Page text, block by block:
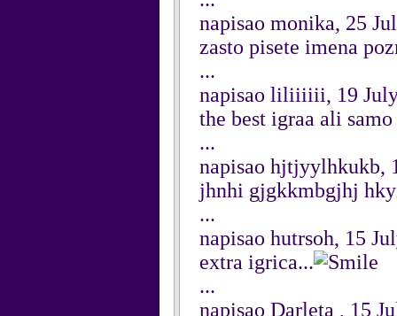
napisao monika, 25
zasto pisete imena
...
napisao liliiiiii, 19
the best igraa ali
...
napisao hjtjyylhkukb,
jhnhi gjgkkmbgjhj
...
napisao hutrsoh, 15
extra igrica...
...
napisao Darleta , 15